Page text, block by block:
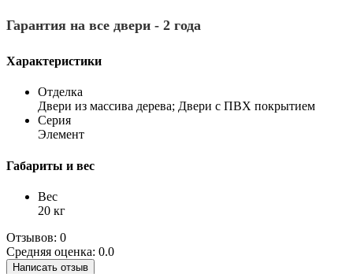
Гарантия на все двери - 2 года
Характеристики
Отделка
Двери из массива дерева; Двери с ПВХ покрытием
Серия
Элемент
Габариты и вес
Вес
20 кг
Отзывов: 0
Средняя оценка: 0.0
Написать отзыв